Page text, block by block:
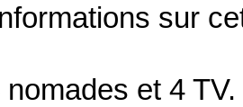
sur
et 4 TV.